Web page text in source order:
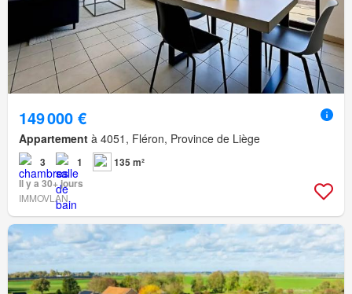
149 000 €
Appartement à 4051, Fléron, Province de Liège
3 1
135 m²
Il y a 30+ jours
IMMOVLAN